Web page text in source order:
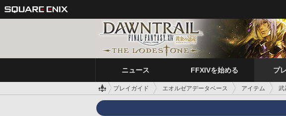
ニュース FFXIVを始める プ
プレイガイド エオルゼアデータベース アイテム 武